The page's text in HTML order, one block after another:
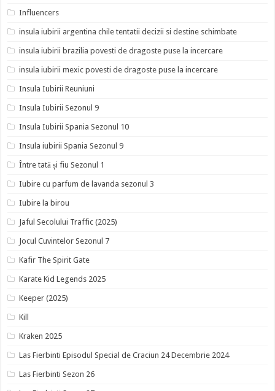
Influencers
insula iubirii argentina chile tentatii decizii si destine schimbate
insula iubirii brazilia povesti de dragoste puse la incercare
insula iubirii mexic povesti de dragoste puse la incercare
Insula Iubirii Reuniuni
Insula Iubirii Sezonul 9
Insula Iubirii Spania Sezonul 10
Insula iubirii Spania Sezonul 9
Între tată și fiu Sezonul 1
Iubire cu parfum de lavanda sezonul 3
Iubire la birou
Jaful Secolului Traffic (2025)
Jocul Cuvintelor Sezonul 7
Kafir The Spirit Gate
Karate Kid Legends 2025
Keeper (2025)
Kill
Kraken 2025
Las Fierbinti Episodul Special de Craciun 24 Decembrie 2024
Las Fierbinti Sezon 26